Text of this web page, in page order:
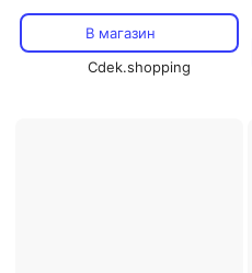
В магазин
Cdek.shopping